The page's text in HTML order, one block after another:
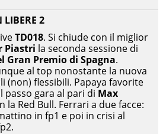
LIBERE 2
TD018. Si chiude con il miglior
Piastri la seconda sessione di
Gran Premio di Spagna.
al top nonostante la nuova
(non) flessibili. Papaya favorite
passo gara al pari di Max
la Red Bull. Ferrari a due facce:
in fp1 e poi in crisi al